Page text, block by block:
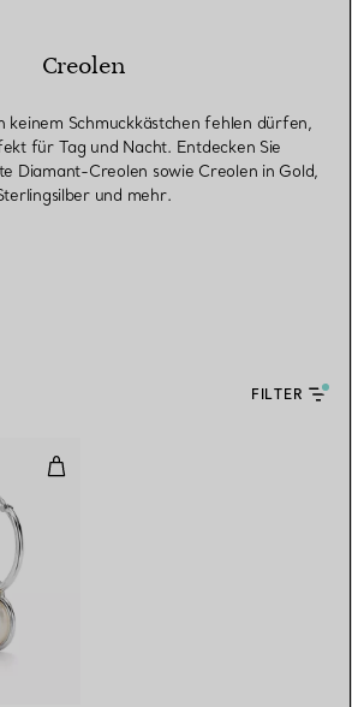
Creolen
keinem Schmuckkästchen fehlen dürfen,
für Tag und Nacht. Entdecken Sie
Diamant-Creolen sowie Creolen in Gold,
und mehr.
FILTER
Zweireihiger Ring in